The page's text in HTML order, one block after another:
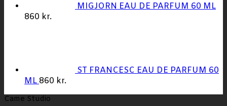
MIGJORN EAU DE PARFUM 60 ML
860 kr.
ST FRANCESC EAU DE PARFUM 60
ML 860 kr.
Came Studio